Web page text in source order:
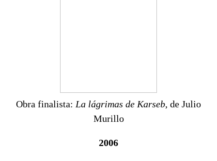
Obra finalista: La lágrimas de Karseb, de Julio
Murillo
2006